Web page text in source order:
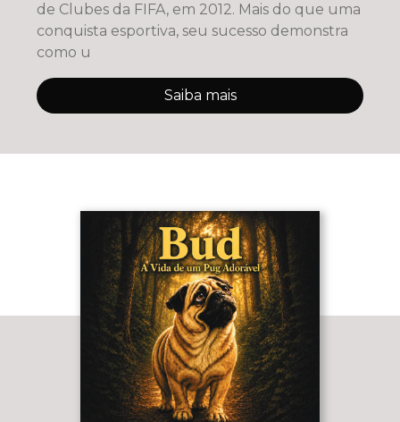
de Clubes da FIFA, em 2012. Mais do que uma
conquista esportiva, seu sucesso demonstra
como u
Saiba mais